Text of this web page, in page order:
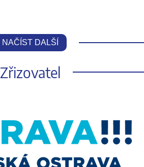
NAČÍST DALŠÍ
Zřizovatel